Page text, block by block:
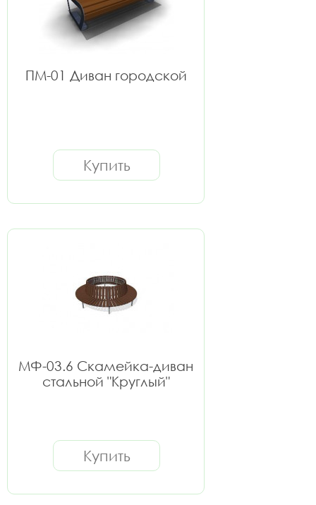
ПМ-01 Диван городской
Купить
МФ-03.6 Скамейка-диван
стальной "Круглый"
Купить